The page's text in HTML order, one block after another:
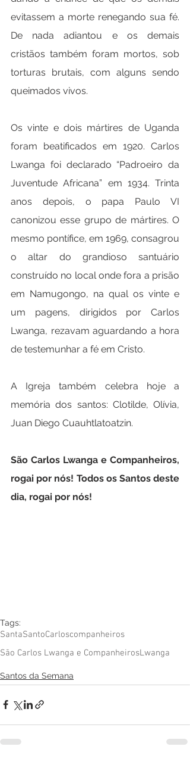
evitassem a morte renegando sua fé.
De nada adiantou e os demais
cristãos também foram mortos, sob
torturas brutais, com alguns sendo
queimados vivos.
Os vinte e dois mártires de Uganda
foram beatificados em 1920. Carlos
Lwanga foi declarado “Padroeiro da
Juventude Africana” em 1934. Trinta
anos depois, o papa Paulo VI
canonizou esse grupo de mártires. O
mesmo pontífice, em 1969, consagrou
o altar do grandioso santuário
construído no local onde fora a prisão
em Namugongo, na qual os vinte e
um pagens, dirigidos por Carlos
Lwanga, rezavam aguardando a hora
de testemunhar a fé em Cristo.
A Igreja também celebra hoje a
memória dos santos: Clotilde, Olívia,
Juan Diego Cuauhtlatoatzin.
São Carlos Lwanga e Companheiros,
rogai por nós! Todos os Santos deste
dia, rogai por nós!
Tags:
SantaSantoCarloscompanheiros
São Carlos Lwanga e CompanheirosLwanga
Santos da Semana